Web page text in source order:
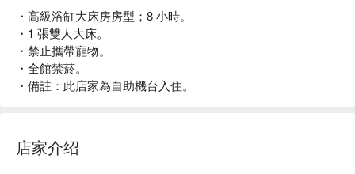
・高級浴缸大床房房型；8 小時。
・1 張雙人大床。
・禁止攜帶寵物。
・全館禁菸。
・備註：此店家為自助機台入住。
店家介绍